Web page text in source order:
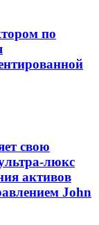
по
свою
люкс
активов
John